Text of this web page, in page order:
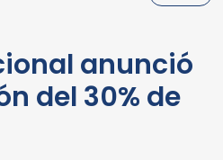
anunció
del 30% de